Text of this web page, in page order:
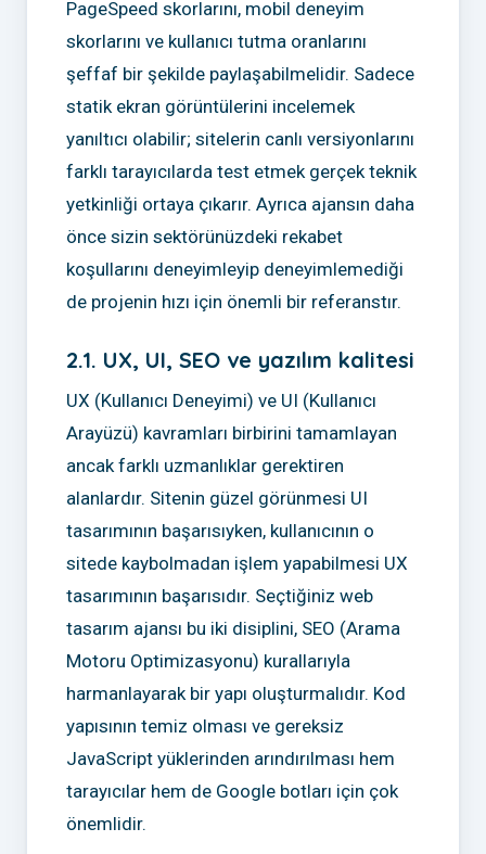
PageSpeed skorlarını, mobil deneyim
skorlarını ve kullanıcı tutma oranlarını
şeffaf bir şekilde paylaşabilmelidir. Sadece
statik ekran görüntülerini incelemek
yanıltıcı olabilir; sitelerin canlı versiyonlarını
farklı tarayıcılarda test etmek gerçek teknik
yetkinliği ortaya çıkarır. Ayrıca ajansın daha
önce sizin sektörünüzdeki rekabet
koşullarını deneyimleyip deneyimlemediği
de projenin hızı için önemli bir referanstır.
2.1. UX, UI, SEO ve yazılım kalitesi
UX (Kullanıcı Deneyimi) ve UI (Kullanıcı
Arayüzü) kavramları birbirini tamamlayan
ancak farklı uzmanlıklar gerektiren
alanlardır. Sitenin güzel görünmesi UI
tasarımının başarısıyken, kullanıcının o
sitede kaybolmadan işlem yapabilmesi UX
tasarımının başarısıdır. Seçtiğiniz web
tasarım ajansı bu iki disiplini, SEO (Arama
Motoru Optimizasyonu) kurallarıyla
harmanlayarak bir yapı oluşturmalıdır. Kod
yapısının temiz olması ve gereksiz
JavaScript yüklerinden arındırılması hem
tarayıcılar hem de Google botları için çok
önemlidir.